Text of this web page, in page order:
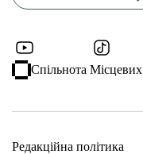
Спільнота Місцевих
Редакційна політика